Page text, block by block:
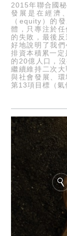
2015年聯合國
發展是在經濟
（equity）的
體，只專注於
的失敗，最後
好地說明了我
排資本積累一
的20億人口，
繼續維持二次
與社會發展、
第13項目標（氣